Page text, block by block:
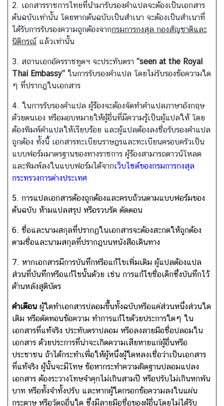
ม
สั
ม
พั
น
ธ์
ไ
ย
-
ส
ห
รั
ฐ
ฯ
บ
ริ
ก
า
ร
ก
ง
ล
ข้
อ
มู
ล
ที่
น่
2. เอกสารราชการไทยที่นำมารับรองคำแปลจะต้องเป็นเอกสาร
ต้นฉบับเท่านั้น โดยหากต้นฉบับเป็นสำเนา จะต้องเป็นสำเนาที่
ได้รับการรับรองความถูกต้องจากกรมการกงสุล กองสัญชาติและ
นิติกรณ์ แล้วเท่านั้น
3. สถานเอกอัครราชทูตฯ จะประทับตรา “seen at the Royal
Thai Embassy” ในการรับรองคำแปล โดยไม่รับรองข้อความใด
ๆ ที่ปรากฎในเอกสาร
4. ในการรับรองคำแปล ผู้ร้องจะต้องจัดทำคำแปลภาษาอังกฤษ
ด้วยตนเอง หรือมอบหมายให้ผู้อื่นที่มีความรู้เป็นผู้แปลให้ โดย
ต้องพิมพ์คำแปลให้เรียบร้อย และผู้แปลต้องลงชื่อรับรองคำแปล
ถูกต้อง ทั้งนี้ เอกสารทะเบียนราษฎรและทะเบียนครอบครัวเป็น
แบบฟอร์มมาตรฐานของทางราชการ ผู้ร้องสามารถดาวน์โหลด
และพิมพ์ลงในแบบฟอร์มได้จากเว็บไซต์ของกรมการกงสุล
กระทรวงการต่างประเทศ
5. การแปลเอกสารต้องถูกต้องและครบถ้วนตามแบบฟอร์มของ
ต้นฉบับ ห้ามแปลสรุป หรือรวบรัด ตัดตอน
6. ชื่อและนามสกุลที่ปรากฏในเอกสารจะต้องสะกดให้ถูกต้อง
ตามชื่อและนามสกุลที่ปรากฎบนหนังสือเดินทาง
7. หากเอกสารมีการบันทึกหรือแก้ไขเพิ่มเติม ผู้แปลต้องแปล
ส่วนที่บันทึกหรือแก้ไขนั้นด้วย เช่น การแก้ไขชื่อเด็กซึ่งบันทึกไว้
ด้านหลังสูติบัตร
คำเตือน ผู้ใดทำเอกสารปลอมขึ้นทั้งฉบับหรือแค่ส่วนหนึ่งส่วนใด
เติม หรือตัดทอนข้อความ ทำการแก้ไขด้วยประการใดๆ ใน
เอกสารที่แท้จริง ประทับตราปลอม หรือลงลายมือชื่อปลอมใน
เอกสาร ด้วยประการที่น่าจะเกิดความเสียหายแก่ผู้อื่นหรือ
ประชาชน ถ้าได้กระทำเพื่อให้ผู้หนึ่งผู้ใดหลงเชื่อว่าเป็นเอกสาร
ที่แท้จริง ผู้นั้นจะมีโทษ ข้อหากระทำความผิดฐานปลอมแปลง
เอกสาร ต้องระวางโทษจำคุกไม่เกินสามปี หรือปรับไม่เกินหกพัน
บาท หรือทั้งจำทั้งปรับ และหากผู้ใดกรอกข้อความลงในแผ่น
กระดาษ หรือวัตถุอื่นใด ซึ่งมีลายมือชื่อของผู้อื่นโดยไม่ได้รับ